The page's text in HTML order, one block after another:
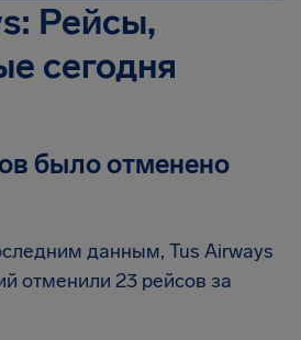
Рейсы,
сегодня
было отменено
данным, Tus Airways
отменили 23 рейсов за